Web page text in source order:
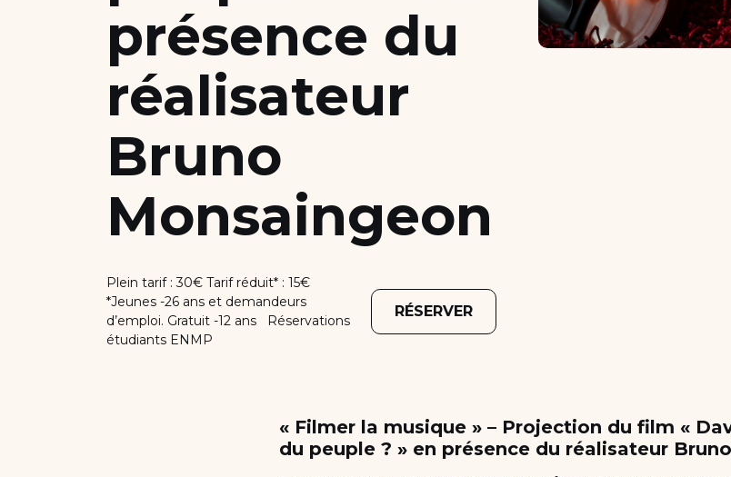
présence du
réalisateur
Bruno
Monsaingeon
Plein tarif : 30€ Tarif réduit* : 15€
*Jeunes -26 ans et demandeurs
d’emploi. Gratuit -12 ans Réservations
étudiants ENMP
RÉSERVER
« Filmer la musique » – Projection du film «
du peuple ? » en présence du réalisateur